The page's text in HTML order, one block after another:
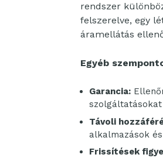
rendszer
felszerelve, egy
áramellátás
Egyéb
Garancia:
Távoli
alkalmazások
Frissítések